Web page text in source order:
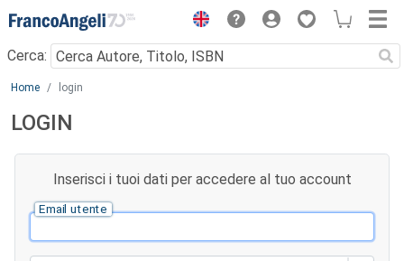
Menu
Cerca:
Main content
Home login
LOGIN
Inserisci i tuoi dati per accedere al tuo account
Email utente